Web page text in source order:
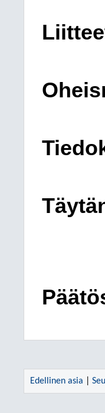
Edellinen asia